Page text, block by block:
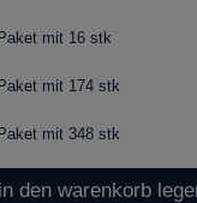
Paket mit 16 stk
Paket mit 174 stk
Paket mit 348 stk
in den warenkorb